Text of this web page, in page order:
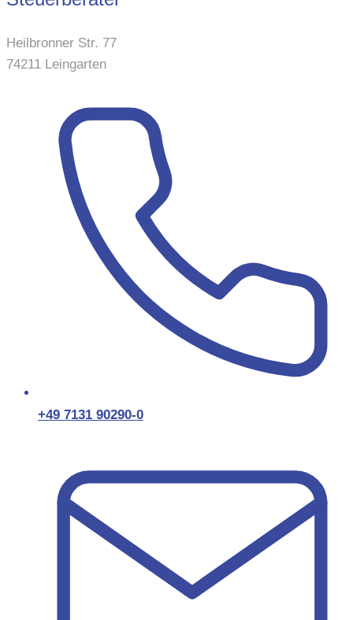
Heilbronner Str. 77
74211 Leingarten
+49 7131 90290-0